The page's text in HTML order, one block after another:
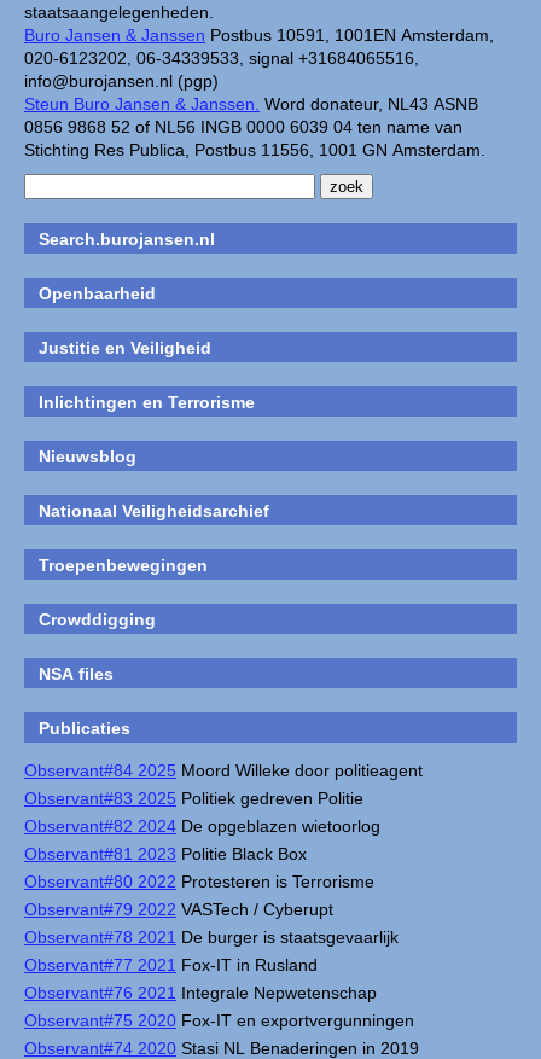
staatsaangelegenheden.
Buro Jansen & Janssen Postbus 10591, 1001EN Amsterdam,
020-6123202, 06-34339533, signal +31684065516,
info@burojansen.nl (pgp)
Steun Buro Jansen & Janssen. Word donateur, NL43 ASNB
0856 9868 52 of NL56 INGB 0000 6039 04 ten name van
Stichting Res Publica, Postbus 11556, 1001 GN Amsterdam.
Search.burojansen.nl
Openbaarheid
Justitie en Veiligheid
Inlichtingen en Terrorisme
Nieuwsblog
Nationaal Veiligheidsarchief
Troepenbewegingen
Crowddigging
NSA files
Publicaties
Observant#84 2025 Moord Willeke door politieagent
Observant#83 2025 Politiek gedreven Politie
Observant#82 2024 De opgeblazen wietoorlog
Observant#81 2023 Politie Black Box
Observant#80 2022 Protesteren is Terrorisme
Observant#79 2022 VASTech / Cyberupt
Observant#78 2021 De burger is staatsgevaarlijk
Observant#77 2021 Fox-IT in Rusland
Observant#76 2021 Integrale Nepwetenschap
Observant#75 2020 Fox-IT en exportvergunningen
Observant#74 2020 Stasi NL Benaderingen in 2019